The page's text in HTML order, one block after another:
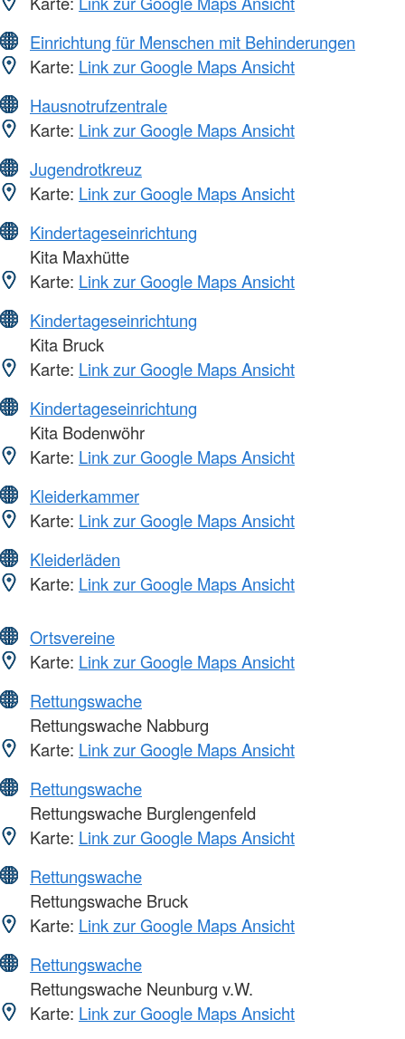
Einrichtung für Menschen mit Behinderungen
Karte: Link zur Google Maps Ansicht
Hausnotrufzentrale
Karte: Link zur Google Maps Ansicht
Jugendrotkreuz
Karte: Link zur Google Maps Ansicht
Kindertageseinrichtung
Kita Maxhütte
Karte: Link zur Google Maps Ansicht
Kindertageseinrichtung
Kita Bruck
Karte: Link zur Google Maps Ansicht
Kindertageseinrichtung
Kita Bodenwöhr
Karte: Link zur Google Maps Ansicht
Kleiderkammer
Karte: Link zur Google Maps Ansicht
Kleiderläden
Karte: Link zur Google Maps Ansicht
Ortsvereine
Karte: Link zur Google Maps Ansicht
Rettungswache
Rettungswache Nabburg
Karte: Link zur Google Maps Ansicht
Rettungswache
Rettungswache Burglengenfeld
Karte: Link zur Google Maps Ansicht
Rettungswache
Rettungswache Bruck
Karte: Link zur Google Maps Ansicht
Rettungswache
Rettungswache Neunburg v.W.
Karte: Link zur Google Maps Ansicht